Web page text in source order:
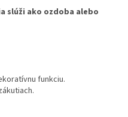
slúži ako ozdoba alebo
funkciu.